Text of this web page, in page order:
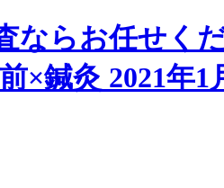
ならお任せく
鍼灸 2021年1